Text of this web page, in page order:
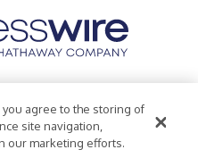
Accessibility Statement
you agree to the storing of
site navigation,
our marketing efforts.